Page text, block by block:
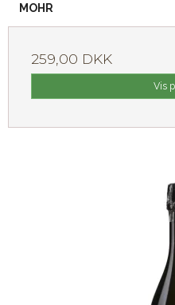
MOHR
259,00 DKK
Vis